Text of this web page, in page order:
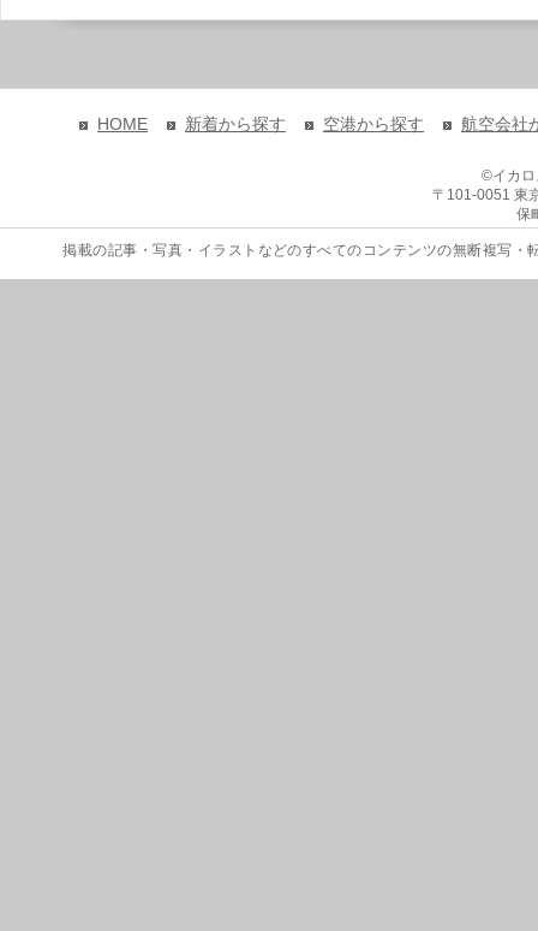
HOME 新着から探す 空港から探す 航空会社
©イカ
〒101-0051 東
保
掲載の記事・写真・イラストなどのすべてのコンテンツの無断複